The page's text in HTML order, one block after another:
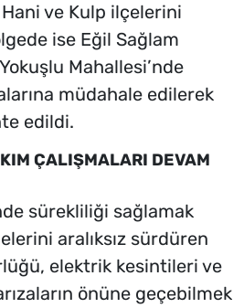
ve Kulp ilçelerini
ise Eğil Sağlam
Mahallesi’nde
müdahale edilerek
edildi.
ÇALIŞMALARI DEVAM
sürekliliği sağlamak
aralıksız sürdüren
elektrik kesintileri ve
önüne geçebilmek